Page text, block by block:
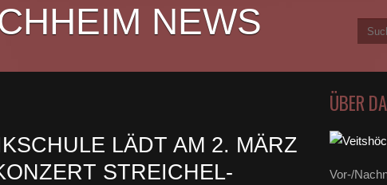
NEWS
LÄDT AM 2. MÄRZ
STREICHEL-
ÜBER
Vor-/